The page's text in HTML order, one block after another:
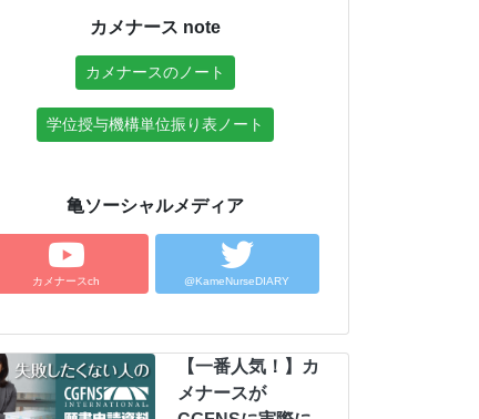
カメナース note
カメナースのノート
学位授与機構単位振り表ノート
亀ソーシャルメディア
カメナースch @KameNurseDIARY
【一番人気！】カ
メナースが